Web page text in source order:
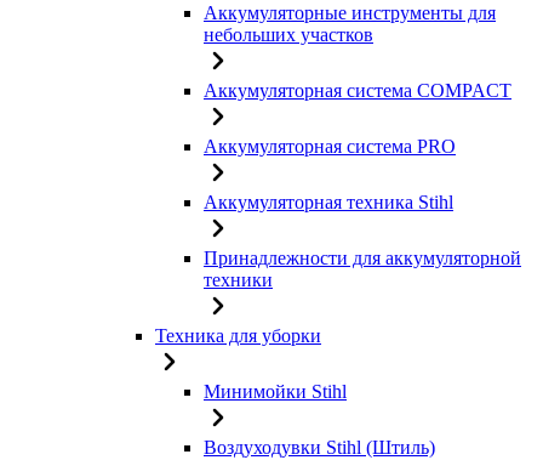
Аккумуляторные инструменты для
небольших участков
Аккумуляторная система COMPACT
Аккумуляторная система PRO
Аккумуляторная техника Stihl
Принадлежности для аккумуляторной
техники
Техника для уборки
Минимойки Stihl
Воздуходувки Stihl (Штиль)